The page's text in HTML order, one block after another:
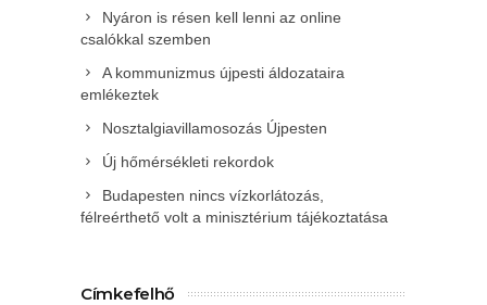
Nyáron is résen kell lenni az online
csalókkal szemben
A kommunizmus újpesti áldozataira
emlékeztek
Nosztalgiavillamosozás Újpesten
Új hőmérsékleti rekordok
Budapesten nincs vízkorlátozás,
félreérthető volt a minisztérium tájékoztatása
Címkefelhő